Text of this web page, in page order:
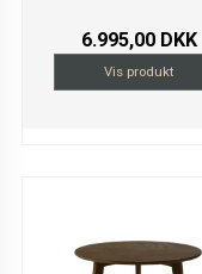
6.995,00 DKK
Vis produkt